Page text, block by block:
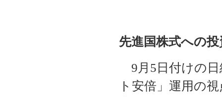
先進国株式への
9月5日付けの日
ト安倍」運用の